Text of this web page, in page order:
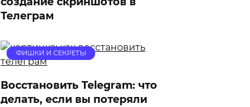
Телеграм
ФИШКИ И СЕКРЕТЫ
Восстановить Telegram: что
делать, если вы потеряли